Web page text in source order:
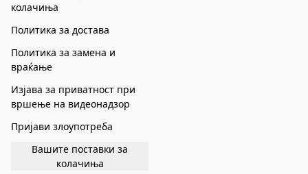
колачиња
Политика за достава
Политика за замена и
враќање
Изјава за приватност при
вршење на видеонадзор
Пријави злоупотреба
Вашите поставки за
колачиња